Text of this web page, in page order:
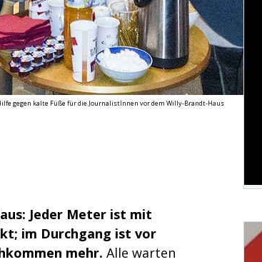
gegen kalte Füße für die JournalistInnen vor dem Willy-Brandt-Haus
Jeder Meter ist mit
im Durchgang ist vor
mehr. Alle warten